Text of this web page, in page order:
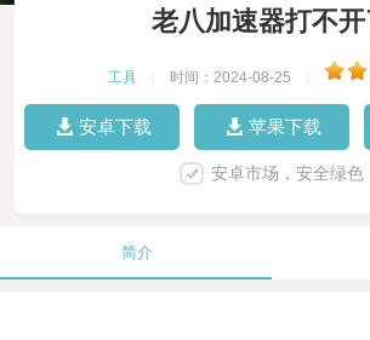
老八加速器打不开
工具 时间：2024-08-25
安卓下载 苹果下载
安卓市场，安全绿色
简介